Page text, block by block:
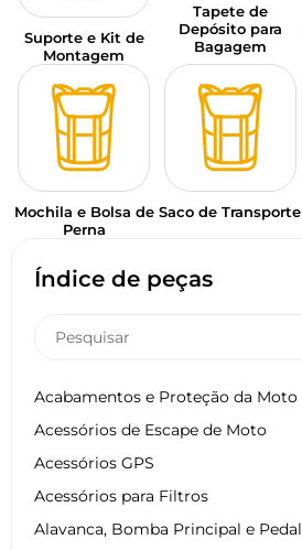
Índice de peças
Acabamentos e Proteção da Moto
Acessórios de Escape de Moto
Acessórios GPS
Acessórios para Filtros
Alavanca, Bomba Principal e Pedal
Suporte e Kit de
Montagem
Tapete de
Depósito para
Bagagem
Mochila e Bolsa de
Perna
Saco de Transporte